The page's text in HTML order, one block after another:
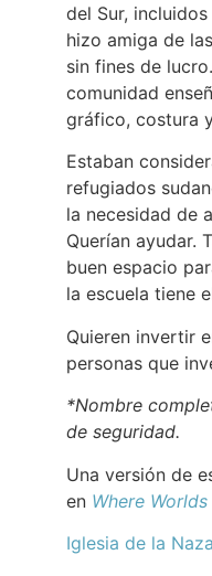
del Sur,
hizo amiga de
sin fines de
comunidad
gráfico, costura
Estaban
refugiados
la necesidad de
Querían ayudar.
buen espacio
la escuela tiene
Quieren invertir
personas que
*Nombre
de seguridad.
Una versión de
en Where
Iglesia de la